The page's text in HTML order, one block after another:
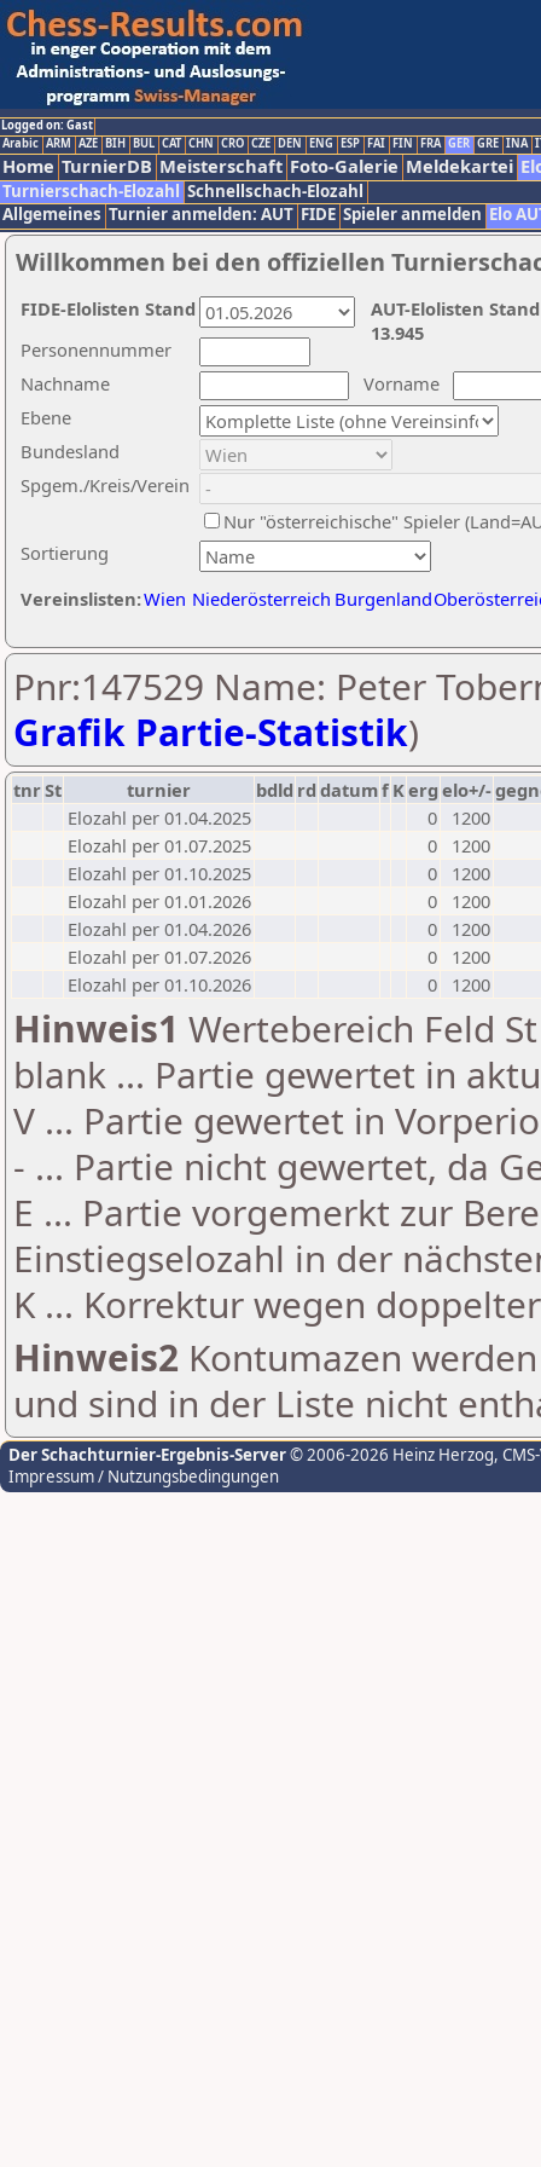
Logged on: Gast
Arabic ARM AZE BIH BUL CAT CHN CRO CZE DEN ENG ESP FAI FIN FRA GER GRE INA
Home TurnierDB Meisterschaft Foto-Galerie Meldekartei
Turnierschach-Elozahl Schnellschach-Elozahl
Allgemeines Turnier anmelden: AUT FIDE Spieler anmelden Elo
Willkommen bei den offiziellen
Nachname
Vorname
Ebene
Sortierung
Personennummer
Bundesland
Spgem./Kreis/Verein
Nur "österreichische" Spieler
Vereinslisten:Wien Niederösterreich Burgenland
AUT-Elolisten
13.945
FIDE-Elolisten Stand
Pnr:147529 Name: Peter
Grafik Partie-Statistik)
tnrSt turnier bdld rd datumf Kerg elo+/-
Elozahl per 01.04.2025
0
1200
Elozahl per 01.07.2025
0
1200
Elozahl per 01.10.2025
0
1200
Elozahl per 01.01.2026
0
1200
Elozahl per 01.04.2026
0
1200
Elozahl per 01.07.2026
0
1200
Elozahl per 01.10.2026
0 1200
Hinweis1 Wertebereich Feld
blank ... Partie gewertet in
V ... Partie gewertet in
- ... Partie nicht gewertet, da
E ... Partie vorgemerkt zur
Einstiegselozahl in der
K ... Korrektur wegen
Hinweis2 Kontumazen
und sind in der Liste nicht
Der Schachturnier-Ergebnis-Server© 2006-2026 Heinz Herzog,
Impressum / Nutzungsbedingungen